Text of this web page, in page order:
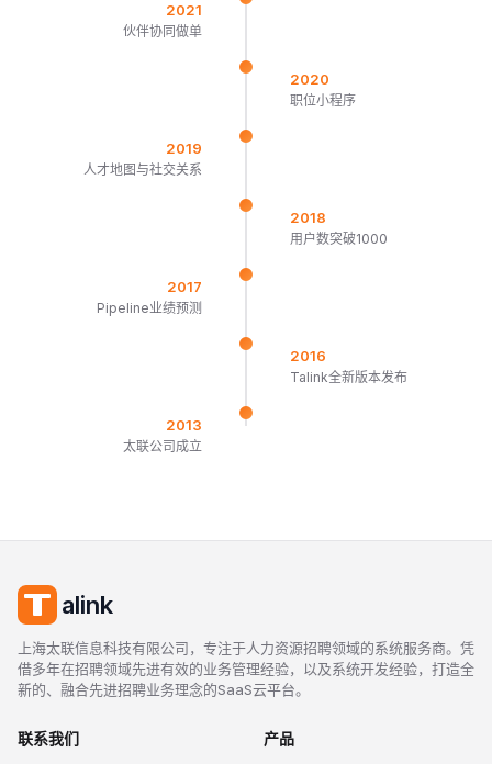
2021
伙伴协同做单
2020
职位小程序
2019
人才地图与社交关系
2018
用户数突破1000
2017
Pipeline业绩预测
2016
Talink全新版本发布
2013
太联公司成立
上海太联信息科技有限公司，专注于人力资源招聘领域的系统服务商。凭
借多年在招聘领域先进有效的业务管理经验，以及系统开发经验，打造全
新的、融合先进招聘业务理念的SaaS云平台。
联系我们 产品